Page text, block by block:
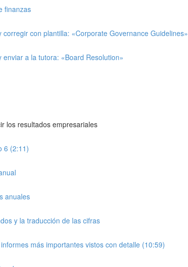
finanzas
corregir con plantilla: «Corporate Governance Guidelines»
a la tutora: «Board Resolution»
los resultados empresariales
6 (2:11)
anuales
y la traducción de las cifras
más importantes vistos con detalle (10:59)